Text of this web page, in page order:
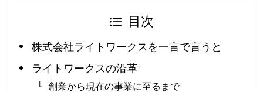
目次
株式会社ライトワークスを一言で言うと
ライトワークスの沿革
創業から現在の事業に至るまで